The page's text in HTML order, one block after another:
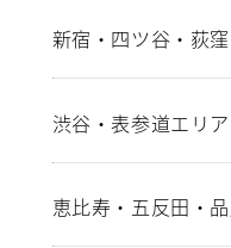
新宿・四ツ谷・荻
渋谷・表参道エリア
恵比寿・五反田・